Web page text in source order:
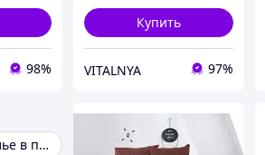
98%
Купить
VITALNYA 97%
Постельное белье в полоску